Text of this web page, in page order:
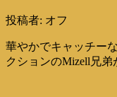
投稿者: オフ
華やかでキャッチー
クションのMizell兄